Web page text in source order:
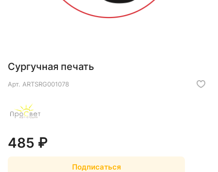
Сургучная печать
Арт. ARTSRG001078
485 ₽
Подписаться